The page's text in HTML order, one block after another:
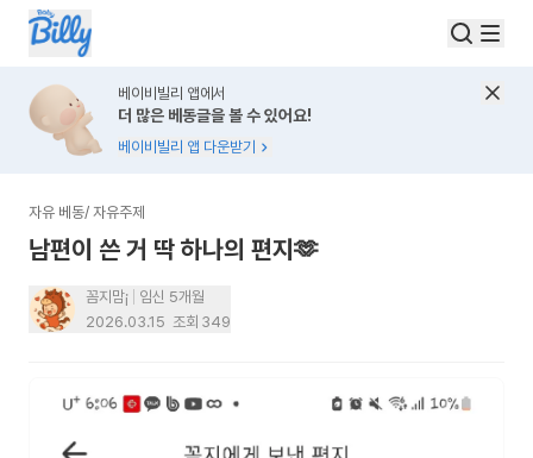
베이비빌리 앱에서
더 많은 베동글을 볼 수 있어요!
베이비빌리 앱 다운받기
자유 베동/ 자유주제
남편이 쓴 거 딱 하나의 편지🫶
꼼지맘¡
임신 5개월
2026.03.15 조회 349